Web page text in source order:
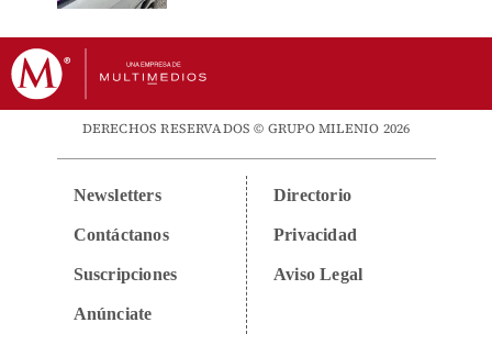
DERECHOS RESERVADOS © GRUPO MILENIO 2026
Newsletters
Contáctanos
Suscripciones
Anúnciate
Directorio
Privacidad
Aviso Legal